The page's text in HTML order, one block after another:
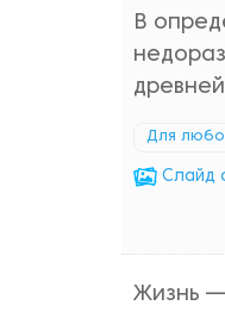
В
Для
Cлайд
Жизнь —